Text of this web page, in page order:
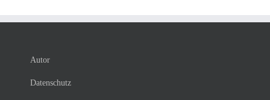
Autor
Datenschutz